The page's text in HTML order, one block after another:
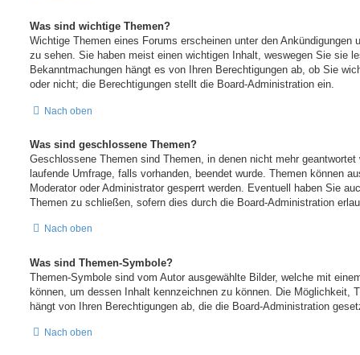
Was sind wichtige Themen?
Wichtige Themen eines Forums erscheinen unter den Ankündigungen
zu sehen. Sie haben meist einen wichtigen Inhalt, weswegen Sie sie
Bekanntmachungen hängt es von Ihren Berechtigungen ab, ob Sie
oder nicht; die Berechtigungen stellt die Board-Administration ein.
Nach oben
Was sind geschlossene Themen?
Geschlossene Themen sind Themen, in denen nicht mehr
laufende Umfrage, falls vorhanden, beendet wurde. Themen können
Moderator oder Administrator gesperrt werden. Eventuell haben Sie
Themen zu schließen, sofern dies durch die Board-Administration
Nach oben
Was sind Themen-Symbole?
Themen-Symbole sind vom Autor ausgewählte Bilder, welche mit
können, um dessen Inhalt kennzeichnen zu können. Die Möglichkeit,
hängt von Ihren Berechtigungen ab, die die Board-Administration
Nach oben